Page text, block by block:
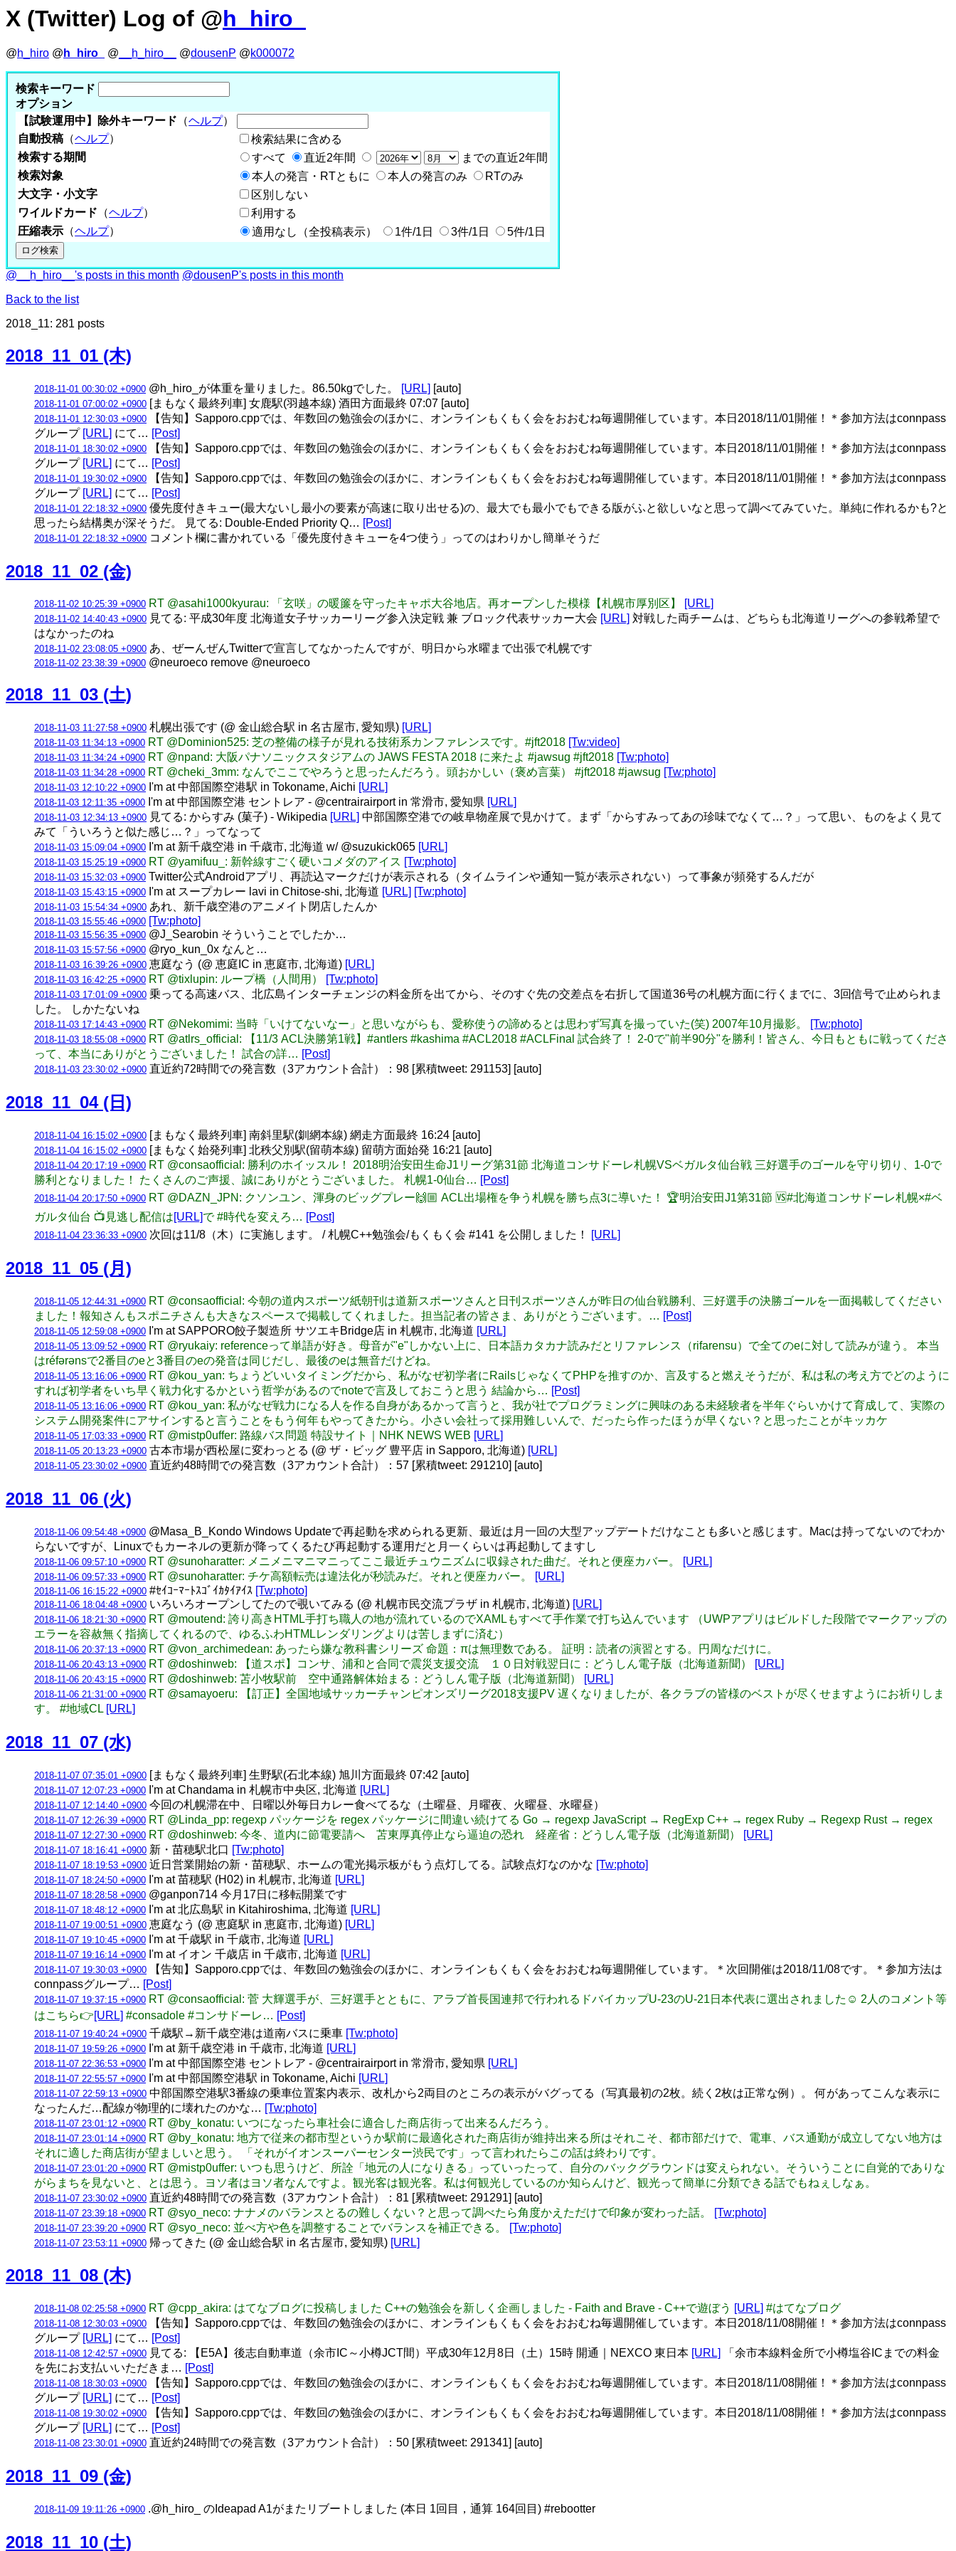
X (Twitter) Log of @h_hiro_
@h_hiro @ h_hiro_ @ __h_hiro__ @dousenP @k000072
検索キーワード
オプション
【試験運用中】除外キーワード （ヘルプ）
自動投稿 （ヘルプ）
検索結果に含める
検索する期間
すべて 直近2年間
までの直近2年間
検索対象
本人の発言・RTともに 本人の発言のみ
RTのみ
大文字・小文字
区別しない
ワイルドカード （ヘルプ）
利用する
圧縮表示 （ヘルプ） 適用なし（全投稿表示） 1件/1日 3件/1日 5件/1日
@__h_hiro__'s posts in this month @dousenP's posts in this month
Back to the list
2018_11: 281 posts
2018_11_01 (木)
2018-11-01 00:30:02 +0900 @h_hiro_が体重を量りました。86.50kgでした。 [URL] [auto]
2018-11-01 07:00:02 +0900 [まもなく最終列車] 女鹿駅(羽越本線) 酒田方面最終 07:07 [auto]
2018-11-01 12:30:03 +0900 【告知】Sapporo.cppでは、年数回の勉強会のほかに、オンラインもくもく会をおおむね毎週開催しています。本日2018/11/01開催！＊参加方法はconnpass
グループ [URL] にて… [Post]
2018-11-01 18:30:02 +0900 【告知】Sapporo.cppでは、年数回の勉強会のほかに、オンラインもくもく会をおおむね毎週開催しています。本日2018/11/01開催！＊参加方法はconnpass
グループ [URL] にて… [Post]
2018-11-01 19:30:02 +0900 【告知】Sapporo.cppでは、年数回の勉強会のほかに、オンラインもくもく会をおおむね毎週開催しています。本日2018/11/01開催！＊参加方法はconnpass
グループ [URL] にて… [Post]
2018-11-01 22:18:32 +0900 優先度付きキュー(最大ないし最小の要素が高速に取り出せる)の、最大でも最小でもできる版がふと欲しいなと思って調べてみていた。単純に作れるかも?と
思ったら結構奥が深そうだ。 見てる: Double-Ended Priority Q… [Post]
2018-11-01 22:18:32 +0900 コメント欄に書かれている「優先度付きキューを4つ使う」ってのはわりかし簡単そうだ
2018_11_02 (金)
2018-11-02 10:25:39 +0900 RT @asahi1000kyurau: 「玄咲」の暖簾を守ったキャポ大谷地店。再オープンした模様【札幌市厚別区】 [URL]
2018-11-02 14:40:43 +0900 見てる: 平成30年度 北海道女子サッカーリーグ参入決定戦 兼 ブロック代表サッカー大会 [URL] 対戦した両チームは、どちらも北海道リーグへの参戦希望で
はなかったのね
2018-11-02 23:08:05 +0900 あ、ぜーんぜんTwitterで宣言してなかったんですが、明日から水曜まで出張で札幌です
2018-11-02 23:38:39 +0900 @neuroeco remove @neuroeco
2018_11_03 (土)
2018-11-03 11:27:58 +0900 札幌出張です (@ 金山総合駅 in 名古屋市, 愛知県) [URL]
2018-11-03 11:34:13 +0900 RT @Dominion525: 芝の整備の様子が見れる技術系カンファレンスです。#jft2018 [Tw:video]
2018-11-03 11:34:24 +0900 RT @npand: 大阪パナソニックスタジアムの JAWS FESTA 2018 に来たよ #jawsug #jft2018 [Tw:photo]
2018-11-03 11:34:28 +0900 RT @cheki_3mm: なんでここでやろうと思ったんだろう。頭おかしい（褒め言葉） #jft2018 #jawsug [Tw:photo]
2018-11-03 12:10:22 +0900 I'm at 中部国際空港駅 in Tokoname, Aichi [URL]
2018-11-03 12:11:35 +0900 I'm at 中部国際空港 セントレア - @centrairairport in 常滑市, 愛知県 [URL]
2018-11-03 12:34:13 +0900 見てる: からすみ (菓子) - Wikipedia [URL] 中部国際空港での岐阜物産展で見かけて。まず「からすみってあの珍味でなくて…？」って思い、ものをよく見て
みて「ういろうと似た感じ…？」ってなって
2018-11-03 15:09:04 +0900 I'm at 新千歳空港 in 千歳市, 北海道 w/ @suzukick065 [URL]
2018-11-03 15:25:19 +0900 RT @yamifuu_: 新幹線すごく硬いコメダのアイス [Tw:photo]
2018-11-03 15:32:03 +0900 Twitter公式Androidアプリ、再読込マークだけが表示される（タイムラインや通知一覧が表示されない）って事象が頻発するんだが
2018-11-03 15:43:15 +0900 I'm at スープカレー lavi in Chitose-shi, 北海道 [URL] [Tw:photo]
2018-11-03 15:54:34 +0900 あれ、新千歳空港のアニメイト閉店したんか
2018-11-03 15:55:46 +0900 [Tw:photo]
2018-11-03 15:56:35 +0900 @J_Searobin そういうことでしたか…
2018-11-03 15:57:56 +0900 @ryo_kun_0x なんと…
2018-11-03 16:39:26 +0900 恵庭なう (@ 恵庭IC in 恵庭市, 北海道) [URL]
2018-11-03 16:42:25 +0900 RT @tixlupin: ループ橋（人間用） [Tw:photo]
2018-11-03 17:01:09 +0900 乗ってる高速バス、北広島インターチェンジの料金所を出てから、そのすぐ先の交差点を右折して国道36号の札幌方面に行くまでに、3回信号で止められま
した。 しかたないね
2018-11-03 17:14:43 +0900 RT @Nekomimi: 当時「いけてないなー」と思いながらも、愛称使うの諦めるとは思わず写真を撮っていた(笑) 2007年10月撮影。 [Tw:photo]
2018-11-03 18:55:08 +0900 RT @atlrs_official: 【11/3 ACL決勝第1戦】#antlers #kashima #ACL2018 #ACLFinal 試合終了！ 2-0で"前半90分"を勝利！皆さん、今日もともに戦ってくださ
って、本当にありがとうございました！ 試合の詳… [Post]
2018-11-03 23:30:02 +0900 直近約72時間での発言数（3アカウント合計）：98 [累積tweet: 291153] [auto]
2018_11_04 (日)
2018-11-04 16:15:02 +0900 [まもなく最終列車] 南斜里駅(釧網本線) 網走方面最終 16:24 [auto]
2018-11-04 16:15:02 +0900 [まもなく始発列車] 北秩父別駅(留萌本線) 留萌方面始発 16:21 [auto]
2018-11-04 20:17:19 +0900 RT @consaofficial: 勝利のホイッスル！ 2018明治安田生命J1リーグ第31節 北海道コンサドーレ札幌VSベガルタ仙台戦 三好選手のゴールを守り切り、1-0で
勝利となりました！ たくさんのご声援、誠にありがとうございました。 札幌1-0仙台… [Post]
2018-11-04 20:17:50 +0900 RT @DAZN_JPN: クソンユン、渾身のビッグプレー🙌🏼 ACL出場権を争う札幌を勝ち点3に導いた！ 🏆明治安田J1第31節 🆚#北海道コンサドーレ札幌×#ベ
ガルタ仙台 📺見逃し配信は[URL]で #時代を変えろ… [Post]
2018-11-04 23:36:33 +0900 次回は11/8（木）に実施します。 / 札幌C++勉強会/もくもく会 #141 を公開しました！ [URL]
2018_11_05 (月)
2018-11-05 12:44:31 +0900 RT @consaofficial: 今朝の道内スポーツ紙朝刊は道新スポーツさんと日刊スポーツさんが昨日の仙台戦勝利、三好選手の決勝ゴールを一面掲載してください
ました！報知さんもスポニチさんも大きなスペースで掲載してくれました。担当記者の皆さま、ありがとうございます。… [Post]
2018-11-05 12:59:08 +0900 I'm at SAPPORO餃子製造所 サツエキBridge店 in 札幌市, 北海道 [URL]
2018-11-05 13:09:52 +0900 RT @ryukaiy: referenceって単語が好き。母音が"e"しかない上に、日本語カタカナ読みだとリファレンス（rifarensu）で全てのeに対して読みが違う。 本当
はréfərənsで2番目のeと3番目のeの発音は同じだし、最後のeは無音だけどね。
2018-11-05 13:16:06 +0900 RT @kou_yan: ちょうどいいタイミングだから、私がなぜ初学者にRailsじゃなくてPHPを推すのか、言及すると燃えそうだが、私は私の考え方でどのように
すれば初学者をいち早く戦力化するかという哲学があるのでnoteで言及しておこうと思う 結論から… [Post]
2018-11-05 13:16:06 +0900 RT @kou_yan: 私がなぜ戦力になる人を作る自身があるかって言うと、我が社でプログラミングに興味のある未経験者を半年ぐらいかけて育成して、実際の
システム開発案件にアサインすると言うことをもう何年もやってきたから。小さい会社って採用難しいんで、だったら作ったほうが早くない？と思ったことがキッカケ
2018-11-05 17:03:33 +0900 RT @mistp0uffer: 路線バス問題 特設サイト｜NHK NEWS WEB [URL]
2018-11-05 20:13:23 +0900 古本市場が西松屋に変わっとる (@ ザ・ビッグ 豊平店 in Sapporo, 北海道) [URL]
2018-11-05 23:30:02 +0900 直近約48時間での発言数（3アカウント合計）：57 [累積tweet: 291210] [auto]
2018_11_06 (火)
2018-11-06 09:54:48 +0900 @Masa_B_Kondo Windows Updateで再起動を求められる更新、最近は月一回の大型アップデートだけなことも多いと感じます。Macは持ってないのでわか
らないですが、Linuxでもカーネルの更新が降ってくるたび再起動する運用だと月一くらいは再起動してますし
2018-11-06 09:57:10 +0900 RT @sunoharatter: メニメニマニマニってここ最近チュウニズムに収録された曲だ。それと便座カバー。 [URL]
2018-11-06 09:57:33 +0900 RT @sunoharatter: チケ高額転売は違法化が秒読みだ。それと便座カバー。 [URL]
2018-11-06 16:15:22 +0900 #ｾｲｺｰﾏｰﾄｽｺﾞｲｶﾀｲｱｲｽ [Tw:photo]
2018-11-06 18:04:48 +0900 いろいろオープンしてたので覗いてみる (@ 札幌市民交流プラザ in 札幌市, 北海道) [URL]
2018-11-06 18:21:30 +0900 RT @moutend: 誇り高きHTML手打ち職人の地が流れているのでXAMLもすべて手作業で打ち込んでいます （UWPアプリはビルドした段階でマークアップの
エラーを容赦無く指摘してくれるので、ゆるふわHTMLレンダリングよりは苦しまずに済む）
2018-11-06 20:37:13 +0900 RT @von_archimedean: あったら嫌な教科書シリーズ 命題：πは無理数である。 証明：読者の演習とする。円周なだけに。
2018-11-06 20:43:13 +0900 RT @doshinweb: 【道スポ】コンサ、浦和と合同で震災支援交流 １０日対戦翌日に：どうしん電子版（北海道新聞） [URL]
2018-11-06 20:43:15 +0900 RT @doshinweb: 苫小牧駅前 空中通路解体始まる：どうしん電子版（北海道新聞） [URL]
2018-11-06 21:31:00 +0900 RT @samayoeru: 【訂正】全国地域サッカーチャンピオンズリーグ2018支援PV 遅くなりましたが、各クラブの皆様のベストが尽くせますようにお祈りしま
す。 #地域CL [URL]
2018_11_07 (水)
2018-11-07 07:35:01 +0900 [まもなく最終列車] 生野駅(石北本線) 旭川方面最終 07:42 [auto]
2018-11-07 12:07:23 +0900 I'm at Chandama in 札幌市中央区, 北海道 [URL]
2018-11-07 12:14:40 +0900 今回の札幌滞在中、日曜以外毎日カレー食べてるな（土曜昼、月曜夜、火曜昼、水曜昼）
2018-11-07 12:26:39 +0900 RT @Linda_pp: regexp パッケージを regex パッケージに間違い続けてる Go → regexp JavaScript → RegExp C++ → regex Ruby → Regexp Rust → regex
2018-11-07 12:27:30 +0900 RT @doshinweb: 今冬、道内に節電要請へ 苫東厚真停止なら逼迫の恐れ 経産省：どうしん電子版（北海道新聞） [URL]
2018-11-07 18:16:41 +0900 新・苗穂駅北口 [Tw:photo]
2018-11-07 18:19:53 +0900 近日営業開始の新・苗穂駅、ホームの電光掲示板がもう点灯してる。試験点灯なのかな [Tw:photo]
2018-11-07 18:24:50 +0900 I'm at 苗穂駅 (H02) in 札幌市, 北海道 [URL]
2018-11-07 18:28:58 +0900 @ganpon714 今月17日に移転開業です
2018-11-07 18:48:12 +0900 I'm at 北広島駅 in Kitahiroshima, 北海道 [URL]
2018-11-07 19:00:51 +0900 恵庭なう (@ 恵庭駅 in 恵庭市, 北海道) [URL]
2018-11-07 19:10:45 +0900 I'm at 千歳駅 in 千歳市, 北海道 [URL]
2018-11-07 19:16:14 +0900 I'm at イオン 千歳店 in 千歳市, 北海道 [URL]
2018-11-07 19:30:03 +0900 【告知】Sapporo.cppでは、年数回の勉強会のほかに、オンラインもくもく会をおおむね毎週開催しています。＊次回開催は2018/11/08です。＊参加方法は
connpassグループ… [Post]
2018-11-07 19:37:15 +0900 RT @consaofficial: 菅 大輝選手が、三好選手とともに、アラブ首長国連邦で行われるドバイカップU-23のU-21日本代表に選出されました☺️ 2人のコメント等
はこちら👉[URL] #consadole #コンサドーレ… [Post]
2018-11-07 19:40:24 +0900 千歳駅→新千歳空港は道南バスに乗車 [Tw:photo]
2018-11-07 19:59:26 +0900 I'm at 新千歳空港 in 千歳市, 北海道 [URL]
2018-11-07 22:36:53 +0900 I'm at 中部国際空港 セントレア - @centrairairport in 常滑市, 愛知県 [URL]
2018-11-07 22:55:57 +0900 I'm at 中部国際空港駅 in Tokoname, Aichi [URL]
2018-11-07 22:59:13 +0900 中部国際空港駅3番線の乗車位置案内表示、改札から2両目のところの表示がバグってる（写真最初の2枚。続く2枚は正常な例）。 何があってこんな表示に
なったんだ…配線が物理的に壊れたのかな… [Tw:photo]
2018-11-07 23:01:12 +0900 RT @by_konatu: いつになったら車社会に適合した商店街って出来るんだろう。
2018-11-07 23:01:14 +0900 RT @by_konatu: 地方で従来の都市型というか駅前に最適化された商店街が維持出来る所はそれこそ、都市部だけで、電車、バス通勤が成立してない地方は
それに適した商店街が望ましいと思う。 「それがイオンスーパーセンター渋民です」って言われたらこの話は終わりです。
2018-11-07 23:01:20 +0900 RT @mistp0uffer: いつも思うけど、所詮「地元の人になりきる」っていったって、自分のバックグラウンドは変えられない。そういうことに自覚的でありな
がらまちを見ないと、とは思う。ヨソ者はヨソ者なんですよ。観光客は観光客。私は何観光しているのか知らんけど、観光って簡単に分類できる話でもねぇしなぁ。
2018-11-07 23:30:02 +0900 直近約48時間での発言数（3アカウント合計）：81 [累積tweet: 291291] [auto]
2018-11-07 23:39:18 +0900 RT @syo_neco: ナナメのバランスとるの難しくない？と思って調べたら角度かえただけで印象が変わった話。 [Tw:photo]
2018-11-07 23:39:20 +0900 RT @syo_neco: 並べ方や色を調整することでバランスを補正できる。 [Tw:photo]
2018-11-07 23:53:11 +0900 帰ってきた (@ 金山総合駅 in 名古屋市, 愛知県) [URL]
2018_11_08 (木)
2018-11-08 02:25:58 +0900 RT @cpp_akira: はてなブログに投稿しました C++の勉強会を新しく企画しました - Faith and Brave - C++で遊ぼう [URL] #はてなブログ
2018-11-08 12:30:03 +0900 【告知】Sapporo.cppでは、年数回の勉強会のほかに、オンラインもくもく会をおおむね毎週開催しています。本日2018/11/08開催！＊参加方法はconnpass
グループ [URL] にて… [Post]
2018-11-08 12:42:57 +0900 見てる: 【E5A】後志自動車道（余市IC～小樽JCT間）平成30年12月8日（土）15時 開通｜NEXCO 東日本 [URL]
「余市本線料金所で小樽塩谷ICまでの料金
を先にお支払いいただきま… [Post]
2018-11-08 18:30:03 +0900 【告知】Sapporo.cppでは、年数回の勉強会のほかに、オンラインもくもく会をおおむね毎週開催しています。本日2018/11/08開催！＊参加方法はconnpass
グループ [URL] にて… [Post]
2018-11-08 19:30:02 +0900 【告知】Sapporo.cppでは、年数回の勉強会のほかに、オンラインもくもく会をおおむね毎週開催しています。本日2018/11/08開催！＊参加方法はconnpass
グループ [URL] にて… [Post]
2018-11-08 23:30:01 +0900 直近約24時間での発言数（3アカウント合計）：50 [累積tweet: 291341] [auto]
2018_11_09 (金)
2018-11-09 19:11:26 +0900 .@h_hiro_ のIdeapad A1がまたリブートしました (本日 1回目，通算 164回目) #rebootter
2018_11_10 (土)